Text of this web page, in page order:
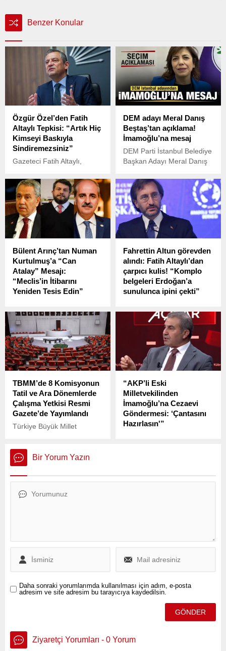
Benzer Konular
Özgür Özel’den Fatih
Altaylı Tepkisi: “Artık Hiç
Kimseyi Baskıyla
Sindiremezsiniz”
Gazeteci Fatih Altaylı,
bir programda kullandığı
ifadeler nedeniyle
“Cumhurbaşkanı’na
hakaret” suçlamasıyla
gözaltına alındı. Bu gelişme
kamuoyunda büyük yankı
Başkanı Özgür Özel,
Altaylı’nın gözaltına
alınmasına sosyal medya
hesabı üzerinden sert tepki
gösterdi.
DEM adayı Meral Danış
Beştaş’tan açıklama!
İmamoğlu’na mesaj
DEM Parti İstanbul Belediye
Başkan Adayı Meral Danış
ilişkin açıklamada bulundu.
Bülent Arınç’tan Numan
Kurtulmuş’a “Can
Atalay” Mesajı:
“Meclis’in İtibarını
Yeniden Tesis Edin”
Meclisi (TBMM)
Başkanlarından Bülent
Arınç, yeniden TBMM
Başkanlığı görevine seçilen
Numan Kurtulmuş’u tebrik
etti.
Fahrettin Altun görevden
alındı: Fatih Altaylı’dan
çarpıcı kulis! “Komplo
belgeleri Erdoğan’a
sunulunca ipini çekti”
Başkanı Fahrettin Altun,
Cumhurbaşkanı Recep
Tayyip Erdoğan’ın imzasıyla
görevden alındı. Altun’un
yerine Dışişleri Bakan
Yardımcısı Burhanettin
TBMM’de 8 Komisyonun
Tatil ve Ara Dönemlerde
Çalışma Yetkisi Resmi
Gazete’de Yayımlandı
Türkiye Büyük Millet
verme dönemlerinde de
çalışmalarına devam
edebilmesine ilişkin kararlar
yayımlandı.
“AKP’li Eski
Milletvekilinden
İmamoğlu’na Cezaevi
Göndermesi: ‘Çantasını
Hazırlasın'”
Belediye Başkanı Ekrem
Bir Yorum Yazın
Daha sonraki yorumlarımda kullanılması için adım, e-posta
adresim ve site adresim bu tarayıcıya kaydedilsin.
Ziyaretçi Yorumları - 0 Yorum